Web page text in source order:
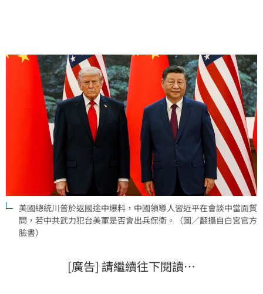
美國總統川普於返國途中爆料，中國領導人習近平在會談中當面質
問，若中共武力犯台美軍是否會出兵保衛。（圖／翻攝自白宮官方
臉書）
[廣告] 請繼續往下閱讀…